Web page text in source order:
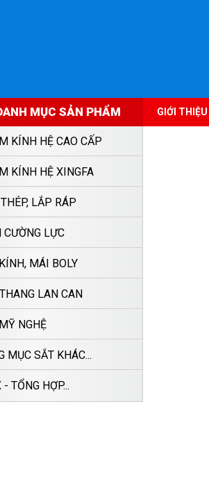
MỤC SẢN PHẨM
KÍNH HỆ CAO CẤP
KÍNH HỆ XINGFA
LẮP RÁP
CƯỜNG LỰC
MÁI BOLY
LAN CAN
NGHỆ
MỤC SẮT KHÁC...
- TỔNG HỢP...
GIỚI THIỆU